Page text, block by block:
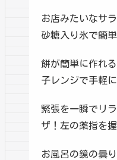
お店みたいなサ
砂糖入り氷で簡
餅が簡単に作れ
子レンジで手軽
緊張を一瞬でリ
ザ！左の薬指を
お風呂の鏡の曇